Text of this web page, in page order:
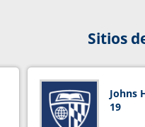
Sitios
Johns
19